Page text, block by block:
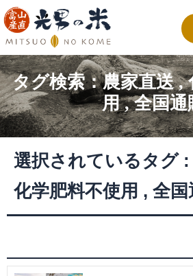
タグ検索：農家直送,
用,全国通
選択されているタグ :
化学肥料不使用 , 全国